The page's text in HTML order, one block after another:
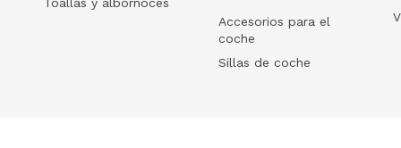
Accesorios para el
coche
Sillas de coche